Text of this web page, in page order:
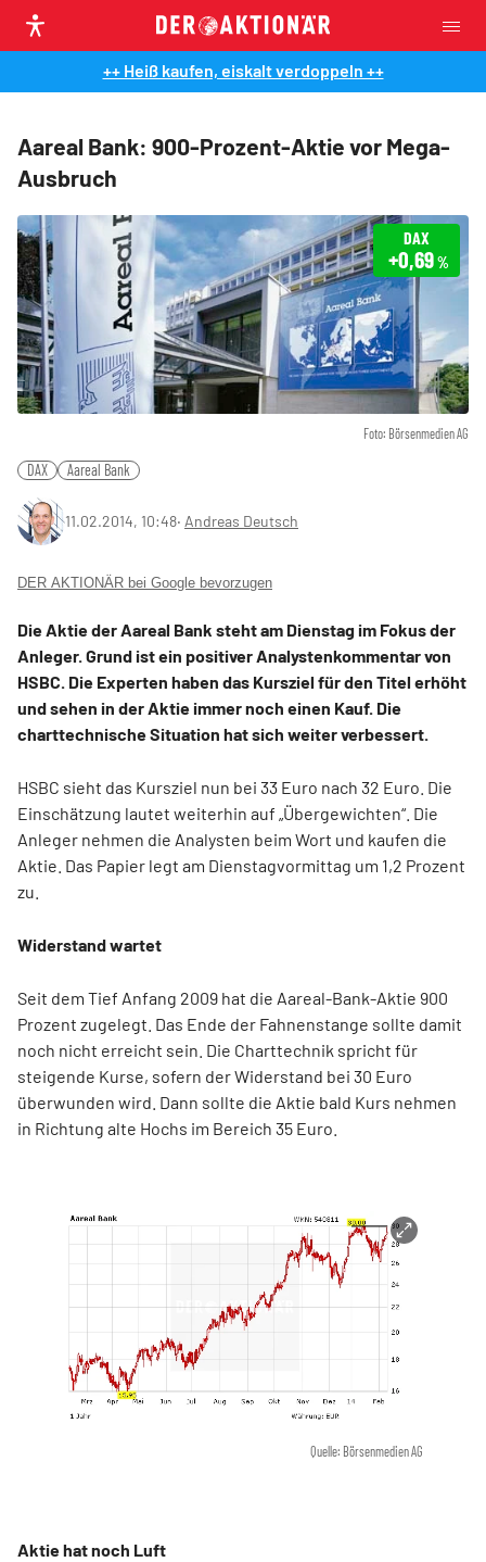
++ Heiß kaufen, eiskalt verdoppeln ++
Aareal Bank: 900-Prozent-Aktie vor Mega-
Ausbruch
Foto: Börsenmedien AG
DAX
+0,69%
DAX Aareal Bank
11.02.2014, 10:48‧ Andreas Deutsch
DER AKTIONÄR bei Google bevorzugen
Die Aktie der Aareal Bank steht am Dienstag im Fokus der
Anleger. Grund ist ein positiver Analystenkommentar von
HSBC. Die Experten haben das Kursziel für den Titel erhöht
und sehen in der Aktie immer noch einen Kauf. Die
charttechnische Situation hat sich weiter verbessert.
HSBC sieht das Kursziel nun bei 33 Euro nach 32 Euro. Die
Einschätzung lautet weiterhin auf „Übergewichten“. Die
Anleger nehmen die Analysten beim Wort und kaufen die
Aktie. Das Papier legt am Dienstagvormittag um 1,2 Prozent
zu.
Widerstand wartet
Seit dem Tief Anfang 2009 hat die Aareal-Bank-Aktie 900
Prozent zugelegt. Das Ende der Fahnenstange sollte damit
noch nicht erreicht sein. Die Charttechnik spricht für
steigende Kurse, sofern der Widerstand bei 30 Euro
überwunden wird. Dann sollte die Aktie bald Kurs nehmen
in Richtung alte Hochs im Bereich 35 Euro.
Quelle: Börsenmedien AG
Aktie hat noch Luft